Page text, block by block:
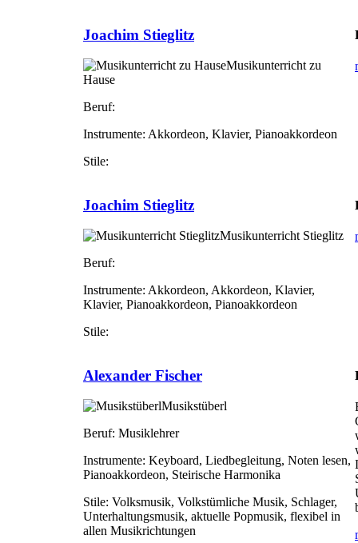
Joachim Stieglitz
Musikunterricht zu
Hause
Beruf:
Instrumente: Akkordeon, Klavier, Pianoakkordeon
Stile:
Joachim Stieglitz
Musikunterricht Stieglitz
Beruf:
Instrumente: Akkordeon, Akkordeon, Klavier,
Klavier, Pianoakkordeon, Pianoakkordeon
Stile:
Alexander Fischer
Musikstüberl
Beruf: Musiklehrer
Instrumente: Keyboard, Liedbegleitung, Noten lesen,
Pianoakkordeon, Steirische Harmonika
Stile: Volksmusik, Volkstümliche Musik, Schlager,
Unterhaltungsmusik, aktuelle Popmusik, flexibel in
allen Musikrichtungen